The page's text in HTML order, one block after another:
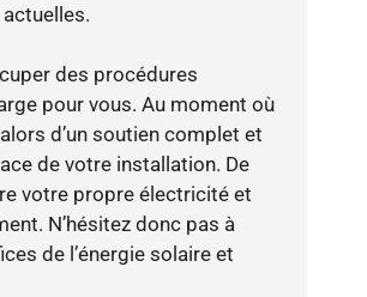
des procédures
pour vous. Au moment où
d’un soutien complet et
de votre installation. De
votre propre électricité et
N’hésitez donc pas à
de l’énergie solaire et